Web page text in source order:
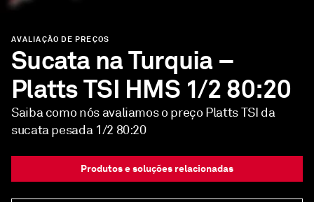
AVALIAÇÃO DE PREÇOS
Sucata na Turquia –
Platts TSI HMS 1/2 80:20
Saiba como nós avaliamos o preço Platts TSI da
sucata pesada 1/2 80:20
Produtos e soluções relacionadas